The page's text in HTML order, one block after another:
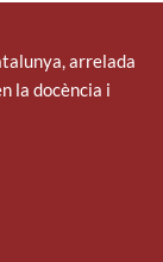
arrelada
la docència i